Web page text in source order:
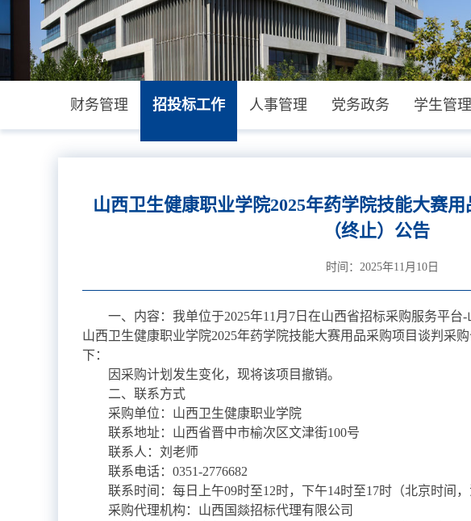
财务管理 招投标工作 人事管理 党务政务 学生管理
山西卫生健康职业学院2025年药学院技能大赛
（终止）公告
时间：2025年11月10日
一、内容：我单位于2025年11月7日在山西省招标采购服务平台
山西卫生健康职业学院2025年药学院技能大赛用品采购项目谈判采
下：
因采购计划发生变化，现将该项目撤销。
二、联系方式
采购单位：山西卫生健康职业学院
联系地址：山西省晋中市榆次区文津街100号
联系人：刘老师
联系电话：0351-2776682
联系时间：每日上午09时至12时，下午14时至17时（北京时间，
采购代理机构：山西国燚招标代理有限公司